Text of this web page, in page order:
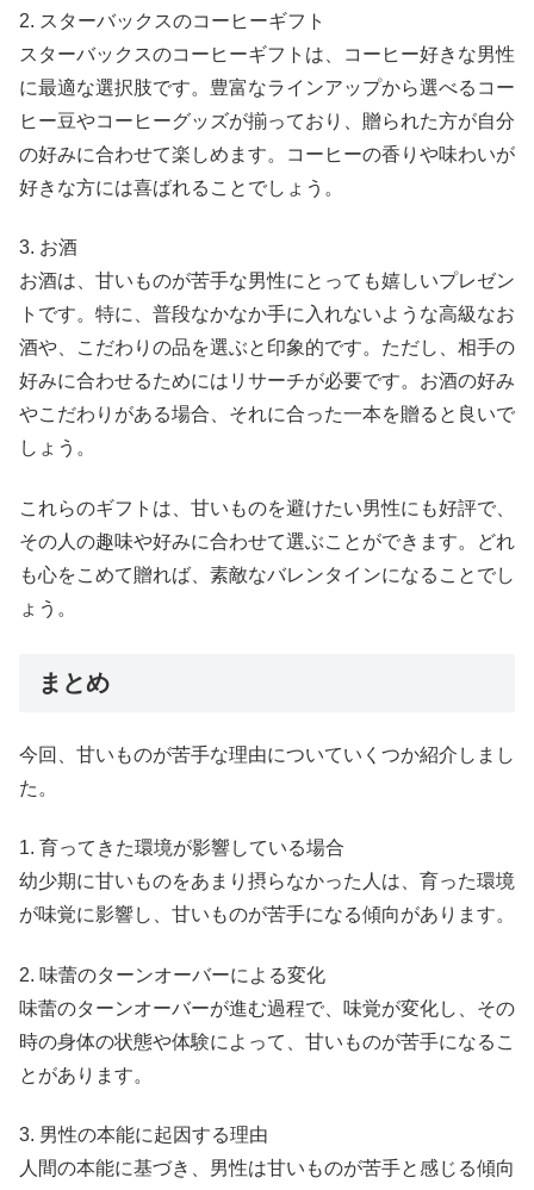
2. スターバックスのコーヒーギフト
スターバックスのコーヒーギフトは、コーヒー好きな男性
に最適な選択肢です。豊富なラインアップから選べるコー
ヒー豆やコーヒーグッズが揃っており、贈られた方が自分
の好みに合わせて楽しめます。コーヒーの香りや味わいが
好きな方には喜ばれることでしょう。
3. お酒
お酒は、甘いものが苦手な男性にとっても嬉しいプレゼン
トです。特に、普段なかなか手に入れないような高級なお
酒や、こだわりの品を選ぶと印象的です。ただし、相手の
好みに合わせるためにはリサーチが必要です。お酒の好み
やこだわりがある場合、それに合った一本を贈ると良いで
しょう。
これらのギフトは、甘いものを避けたい男性にも好評で、
その人の趣味や好みに合わせて選ぶことができます。どれ
も心をこめて贈れば、素敵なバレンタインになることでし
ょう。
まとめ
今回、甘いものが苦手な理由についていくつか紹介しまし
た。
1. 育ってきた環境が影響している場合
幼少期に甘いものをあまり摂らなかった人は、育った環境
が味覚に影響し、甘いものが苦手になる傾向があります。
2. 味蕾のターンオーバーによる変化
味蕾のターンオーバーが進む過程で、味覚が変化し、その
時の身体の状態や体験によって、甘いものが苦手になるこ
とがあります。
3. 男性の本能に起因する理由
人間の本能に基づき、男性は甘いものが苦手と感じる傾向